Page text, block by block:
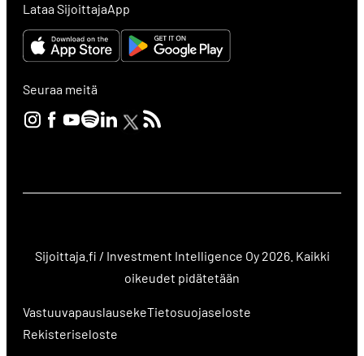
Lataa SijoittajaApp
Seuraa meitä
Sijoittaja.fi / Investment Intelligence Oy 2026. Kaikki
oikeudet pidätetään
VastuuvapauslausekeTietosuojaseloste
Rekisteriseloste